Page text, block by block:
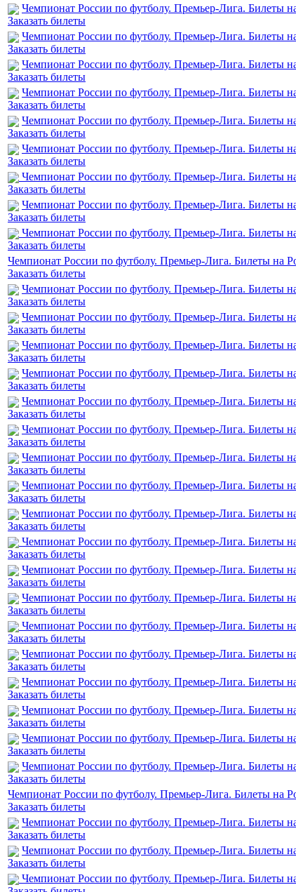
Чемпионат России по футболу. Премьер-Лига. Билеты
Заказать билеты
Чемпионат России по футболу. Премьер-Лига. Билеты
Заказать билеты
Чемпионат России по футболу. Премьер-Лига. Билеты
Заказать билеты
Чемпионат России по футболу. Премьер-Лига. Билеты
Заказать билеты
Чемпионат России по футболу. Премьер-Лига. Билеты
Заказать билеты
Чемпионат России по футболу. Премьер-Лига. Билеты
Заказать билеты
Чемпионат России по футболу. Премьер-Лига. Билеты
Заказать билеты
Чемпионат России по футболу. Премьер-Лига. Билеты
Заказать билеты
Чемпионат России по футболу. Премьер-Лига. Билеты
Заказать билеты
Чемпионат России по футболу. Премьер-Лига. Билеты на
Заказать билеты
Чемпионат России по футболу. Премьер-Лига. Билеты
Заказать билеты
Чемпионат России по футболу. Премьер-Лига. Билеты
Заказать билеты
Чемпионат России по футболу. Премьер-Лига. Билеты
Заказать билеты
Чемпионат России по футболу. Премьер-Лига. Билеты
Заказать билеты
Чемпионат России по футболу. Премьер-Лига. Билеты
Заказать билеты
Чемпионат России по футболу. Премьер-Лига. Билеты
Заказать билеты
Чемпионат России по футболу. Премьер-Лига.
Заказать билеты
Чемпионат России по футболу. Премьер-Лига. Билеты
Заказать билеты
Чемпионат России по футболу. Премьер-Лига. Билеты
Заказать билеты
Чемпионат России по футболу. Премьер-Лига.
Заказать билеты
Чемпионат России по футболу. Премьер-Лига. Билеты
Заказать билеты
Чемпионат России по футболу. Премьер-Лига. Билеты
Заказать билеты
Чемпионат России по футболу. Премьер-Лига. Билеты
Заказать билеты
Чемпионат России по футболу. Премьер-Лига. Билеты
Заказать билеты
Чемпионат России по футболу. Премьер-Лига. Билеты
Заказать билеты
Чемпионат России по футболу. Премьер-Лига. Билеты
Заказать билеты
Чемпионат России по футболу. Премьер-Лига. Билеты
Заказать билеты
Чемпионат России по футболу. Премьер-Лига. Билеты
Заказать билеты
Чемпионат России по футболу. Премьер-Лига. Билеты на
Заказать билеты
Чемпионат России по футболу. Премьер-Лига. Билеты
Заказать билеты
Чемпионат России по футболу. Премьер-Лига. Билеты
Заказать билеты
Чемпионат России по футболу. Премьер-Лига.